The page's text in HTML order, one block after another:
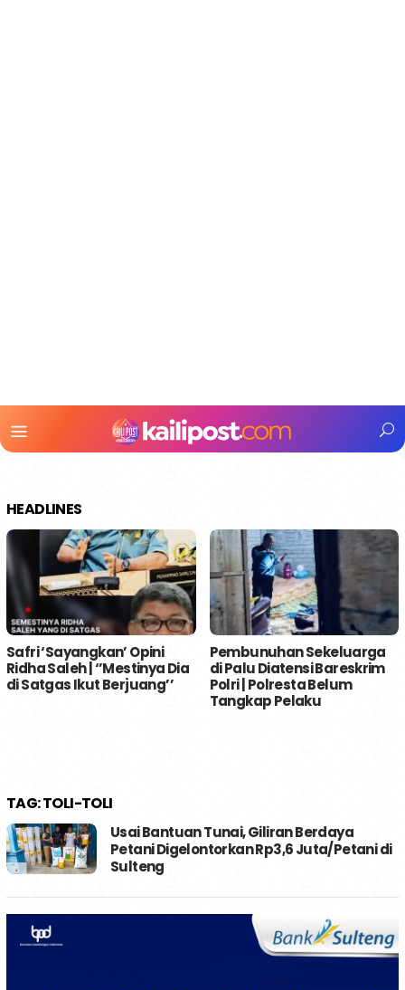
Mobile
HEADLINES
Safri ‘Sayangkan’ Opini
Ridha Saleh | ‘’Mestinya Dia
di Satgas Ikut Berjuang’’
Pembunuhan Sekeluarga
di Palu Diatensi Bareskrim
Polri | Polresta Belum
Tangkap Pelaku
TAG:TOLI-TOLI
Usai Bantuan Tunai, Giliran Berdaya
Petani Digelontorkan Rp3,6 Juta/Petani di
Sulteng